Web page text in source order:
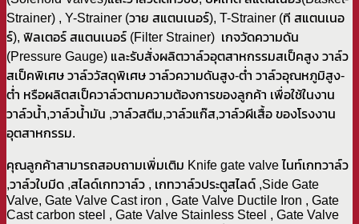
Strainer) , Y-Strainer (วาย สแตนเนอร์), T-Strainer (ที สแตนเนอ
ร์), ฟิลเตอร์ สแตนเนอร์ (Filter Strainer) เกจวัดความดัน
(Pressure Gauge) และรับสั่งผลิตวาล์วอุตสาหกรรมสเป็คสูง วาล์ว
สเป็คพิเศษ วาล์ววัสดุพิเศษ วาล์วความดันสูง-ต่ำ วาล์วอุณหภูมิสูง-
ต่ำ หรือผลิตสเป็ควาล์วตามความต้องการของลูกค้า เพื่อใช้ในงาน
วาล์วน้ำ,วาล์วน้ำมัน ,วาล์วสตีม,วาล์วแก๊ส,วาล์วผีเสื้อ ของโรงงาน
อุตสาหกรรม.
คุณลูกค้าสามารถสอบถามเพิ่มเติม Knife gate valve ไนท์เกทวาล์ว
,วาล์วใบมีด ,สไลด์เกทวาล์ว , เกทวาล์วประตูสไลด์ ,Side Gate
Valve, Gate Valve Cast iron , Gate Valve Ductile Iron , Gate
Cast carbon steel , Gate Valve Stainless Steel , Gate Valve